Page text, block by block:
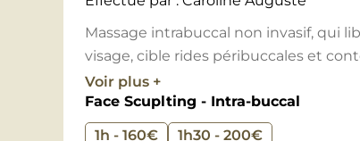
Massage intrabuccal non invasif, qui
visage, cible rides péribuccales et
définition des volumes du visage avec
Voir plus +
Face Scuplting - Intra-buccal
1h - 160€
1h30 - 200€